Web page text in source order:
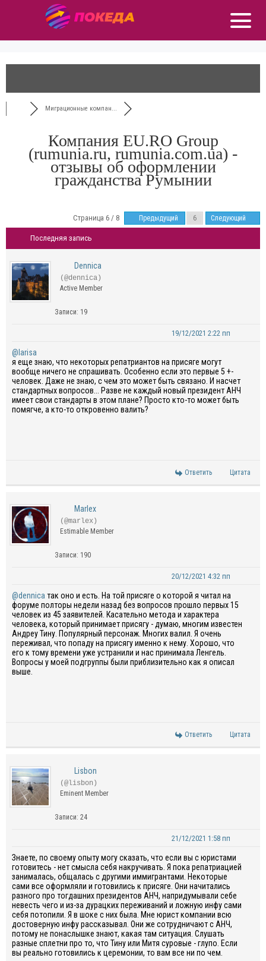
Миграционные компан...
Компания EU.RO Group
(rumunia.ru, rumunia.com.ua) -
отзывы об оформлении
гражданства Румынии
Страница 6 / 8 Предыдущий Следующий
Последняя запись
Dennica
(@dennica)
Active Member
Записи: 19
19/12/2021 2:22 пп
@larisa
я еще знаю, что некоторых репатриантов на присяге могут
вообще ничего не спрашивать. Особенно если это первые 5 +-
человек. Даже не знаю, с чем это может быть связано. И насчет
стандартных вопросов... Разве не каждый новый президент АНЧ
имеет свои стандарты в этом плане? Просто кто-то может быть
помягче, а кто-то откровенно валить?
Ответить Цитата
Marlex
(@marlex)
Estimable Member
Записи: 190
20/12/2021 4:32 пп
@dennica так оно и есть. На той присяге о которой я читал на
форуме полторы недели назад без вопросов прошло первых 15
человек из 45 заявителей. Касательно метода и характера
человека, который принимает присягу - думаю, многим известен
Андреу Тину. Популярный персонаж. Многих валил. Я очень
переживал, что попаду на присягу именно к нему. Хорошо, что
его к тому времени уже устранили и нас принимала Ленгель.
Вопросы у моей подгруппы были приблизительно как я описал
выше.
Ответить Цитата
Lisbon
(@lisbon)
Eminent Member
Записи: 24
21/12/2021 1:58 пп
Знаете, по своему опыту могу сказать, что если вы с юристами
готовитесь - нет смысла себя накручивать. Я пока репатриацией
занималась, общалась с другими иммигрантами. Некоторые
сами все оформляли и готовились к присяге. Они начитались
разного про тогдашних президентов АНЧ, напридумывали себе
невесть чего и из-за дурацких переживаний и ложную инфу сами
себя потопили. Я в шоке с них была. Мне юрист компании всю
достоверную инфу рассказывал. Они же сотрудничают с АНЧ,
потому не понаслышке знают, какая там ситуация. Слушать
разные сплетни про то, что Тину или Митя суровые - глупо. Если
вы реально готовились к церемонии, то вам все ни по чем.